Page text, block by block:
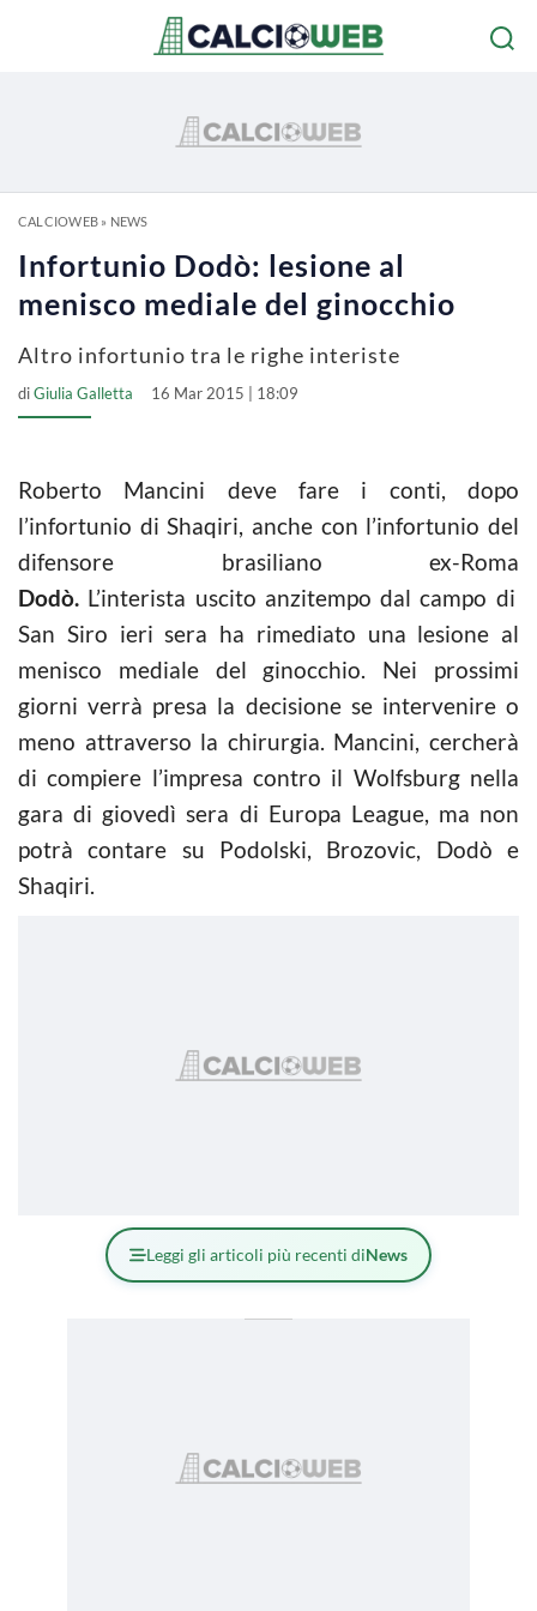
CALCIOWEB» NEWS
Infortunio Dodò: lesione al
menisco mediale del ginocchio
Altro infortunio tra le righe interiste
diGiulia Galletta 16 Mar 2015 | 18:09
Roberto Mancini deve fare i conti, dopo
l’infortunio di Shaqiri, anche con l’infortunio del
difensore brasiliano ex-Roma
Dodò. L’interista uscito anzitempo dal campo di
San Siro ieri sera ha rimediato una lesione al
menisco mediale del ginocchio. Nei prossimi
giorni verrà presa la decisione se intervenire o
meno attraverso la chirurgia. Mancini, cercherà
di compiere l’impresa contro il Wolfsburg nella
gara di giovedì sera di Europa League, ma non
potrà contare su Podolski, Brozovic, Dodò e
Shaqiri.
Leggi gli articoli più recenti diNews